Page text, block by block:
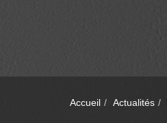
Accueil Actualités